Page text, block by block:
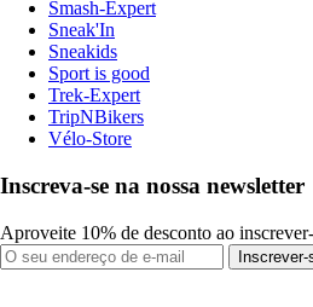
Smash-Expert
Sneak'In
Sneakids
Sport is good
Trek-Expert
TripNBikers
Vélo-Store
Inscreva-se na nossa newsletter
Aproveite 10% de desconto ao
Inscrever-